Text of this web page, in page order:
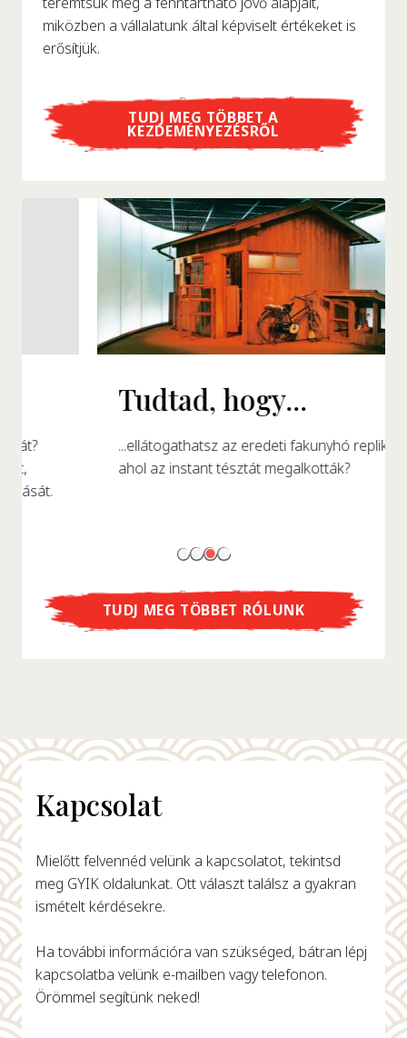
miközben a vállalatunk által képviselt értékeket is
erősítjük.
TUDJ MEG TÖBBET A
KEZDEMÉNYEZÉSRŐL
Tudtad, hogy...
...ellátogathatsz az eredeti fakunyhó replikájába,
ahol az instant tésztát megalkották?
TUDJ MEG TÖBBET RÓLUNK
Kapcsolat
Mielőtt felvennéd velünk a kapcsolatot, tekintsd
meg GYIK oldalunkat. Ott választ találsz a gyakran
ismételt kérdésekre.
Ha további információra van szükséged, bátran lépj
kapcsolatba velünk e-mailben vagy telefonon.
Örömmel segítünk neked!